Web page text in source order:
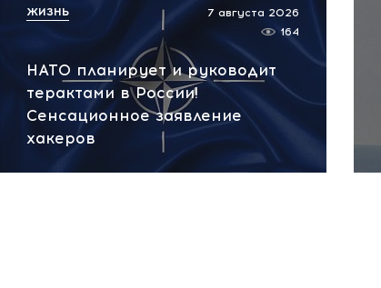
НАТО планирует и руководит
терактами в России!
Сенсационное заявление
хакеров
7 августа 2026
164
ЖИЗНЬ